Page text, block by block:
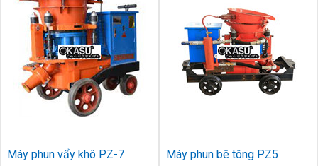
Máy phun vẩy khô PZ-7 Máy phun bê tông PZ5